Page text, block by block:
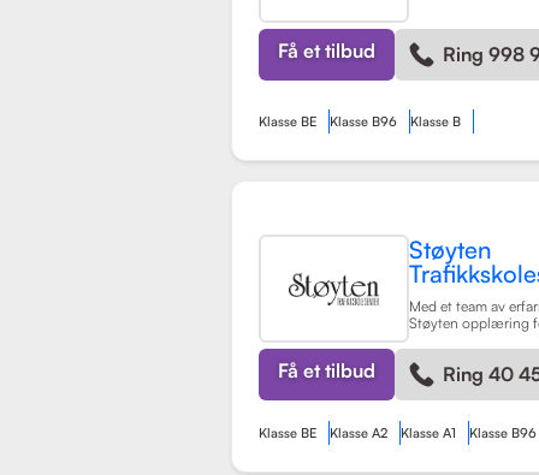
engasjert team, har
mål å hjelpe elever
kompetente sjåfører.
Få et tilbud Ring 998
Klasse BE Klasse B96 Klasse B
Støyten
Med et team av
Støyten opplæring
personbiler, samt
trafikalt grunnkurs
Skolen er kjent for
læringsprosessen
hyggelig.
Les mer
Få et tilbud Ring 40
Klasse BE Klasse A2 Klasse A1 Klasse B96